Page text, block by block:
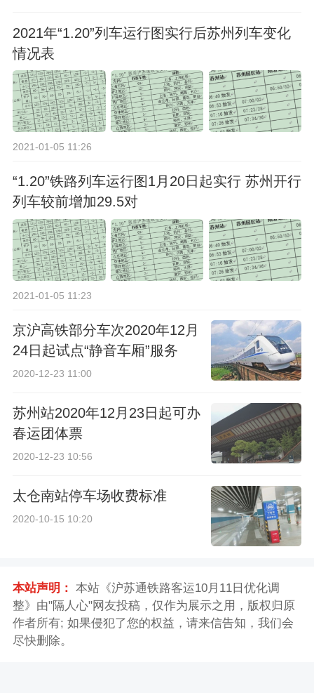
2021年“1.20”列车运行图实行后苏州列车变化
情况表
2021-01-05 11:26
“1.20”铁路列车运行图1月20日起实行 苏州开行
列车较前增加29.5对
2021-01-05 11:23
京沪高铁部分车次2020年12月
24日起试点“静音车厢”服务
2020-12-23 11:00
苏州站2020年12月23日起可办
春运团体票
2020-12-23 10:56
太仓南站停车场收费标准
2020-10-15 10:20
本站声明： 本站《沪苏通铁路客运10月11日优化调
整》由"隔人心"网友投稿，仅作为展示之用，版权归原
作者所有; 如果侵犯了您的权益，请来信告知，我们会
尽快删除。